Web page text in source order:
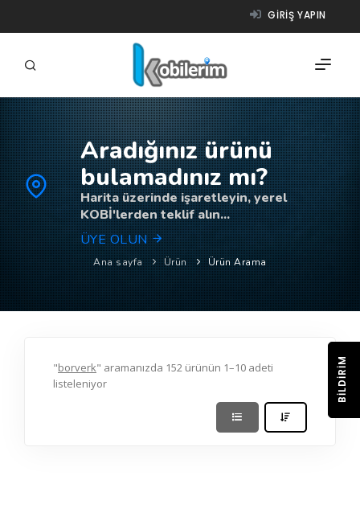
GIRIŞ YAPIN
FIRMALAR
ÜRÜNLER
NASIL ÇALIŞIR?
YARDIM
Aradığınız ürünü
bulamadınız mı?
Harita üzerinde işaretleyin, yerel
KOBİ'lerden teklif alın...
ÜYE OLUN
Ana sayfa Ürün Ürün Arama
"borverk" aramanızda 152 ürünün 1–10 adeti
listeleniyor
BILDIRIM